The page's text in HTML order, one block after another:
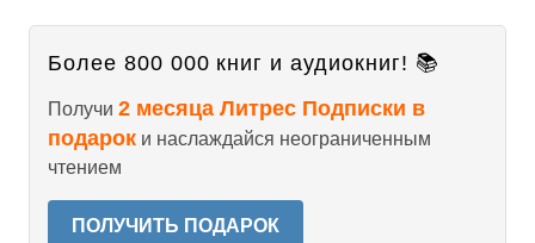
Более 800 000 книг и аудиокниг! 📚
Получи 2 месяца Литрес Подписки в
подарок и наслаждайся неограниченным
чтением
ПОЛУЧИТЬ ПОДАРОК